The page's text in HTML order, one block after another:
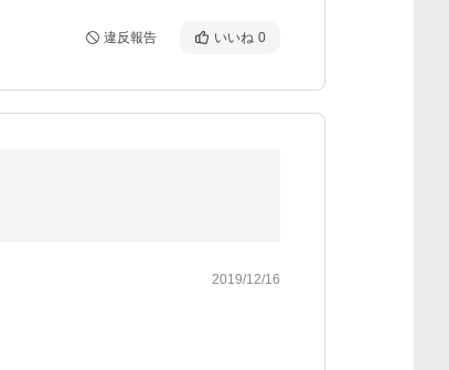
違反報告 いいね 0
2019/12/16